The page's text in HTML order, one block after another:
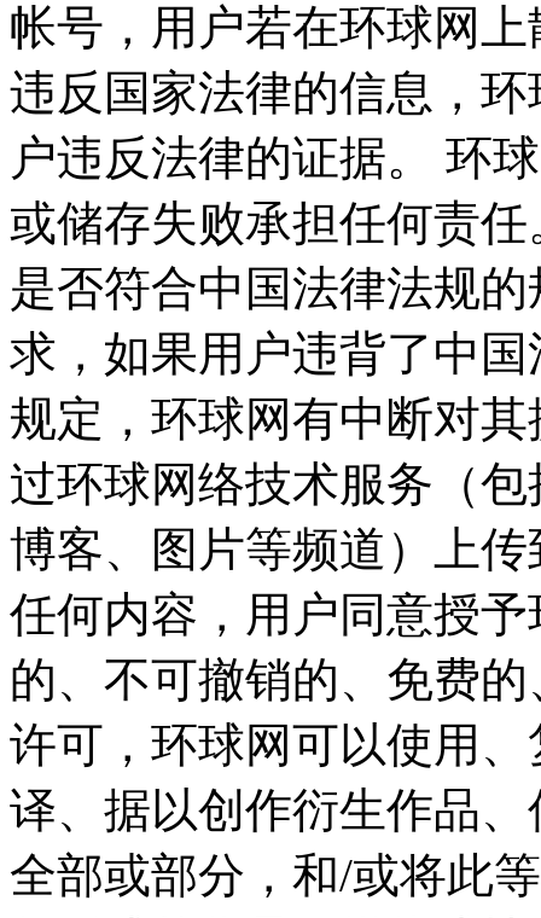
帐号，用户若在环球网
违反国家法律的信息，
户违反法律的证据。 环
或储存失败承担任何责
是否符合中国法律法规
求，如果用户违背了中
规定，环球网有中断对
过环球网络技术服务（
博客、图片等频道）上
任何内容，用户同意授
的、不可撤销的、免费
许可，环球网可以使用
译、据以创作衍生作品
全部或部分，和/或将此